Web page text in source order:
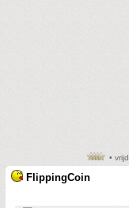
•
FlippingCoin